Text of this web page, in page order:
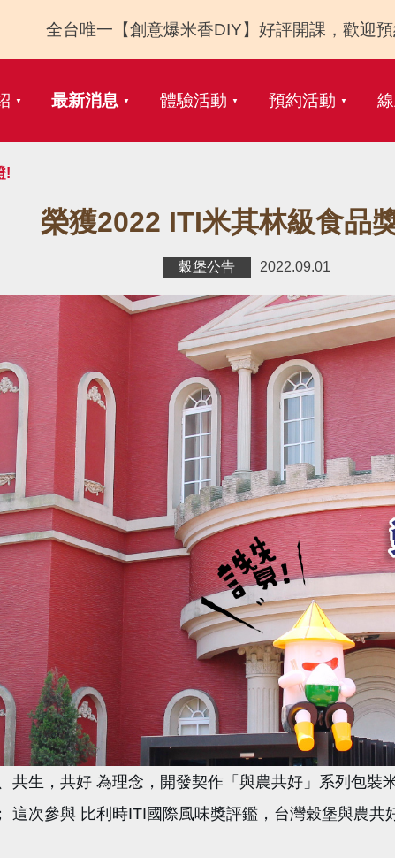
全台唯一【創意爆米香DIY】好評開課，歡迎
最新消息 體驗活動 預約活動
!
榮獲2022 ITI米其林級食品
穀堡公告 2022.09.01
共生，共好 為理念，開發契作「與農共好」系列包裝
這次參與 比利時ITI國際風味獎評鑑， 台灣穀堡與農共